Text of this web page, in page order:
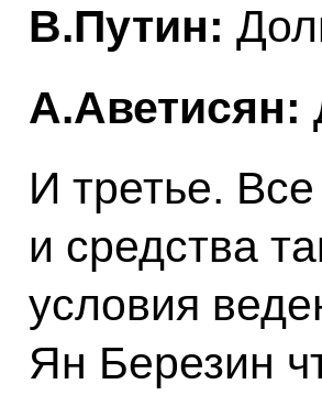
В.Путин:
А.Аветисян:
И третье.
и средства
условия
Ян Березин